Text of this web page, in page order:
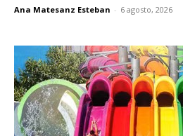
Ana Matesanz Esteban - 6 agosto, 2026